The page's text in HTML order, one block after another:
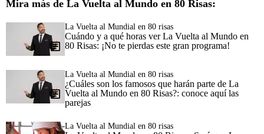
Mira más de La Vuelta al Mundo en 80 Risas:
La Vuelta al Mundial en 80 risas
Cuándo y a qué horas ver La Vuelta al Mundo en
80 Risas: ¡No te pierdas este gran programa!
La Vuelta al Mundial en 80 risas
¿Cuáles son los famosos que harán parte de La
Vuelta al Mundo en 80 Risas?: conoce aquí las
parejas
La Vuelta al Mundial en 80 risas